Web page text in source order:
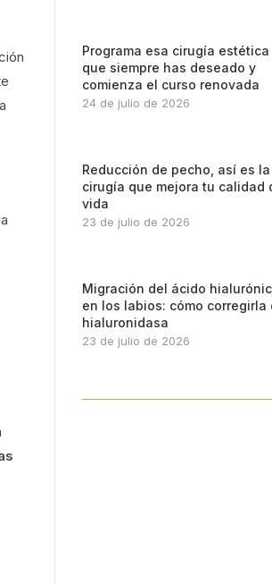
Programa esa cirugía estética
que siempre has deseado y
comienza el curso renovada
24 de julio de 2026
Reducción de pecho, así es la
cirugía que mejora tu calidad
vida
23 de julio de 2026
Migración del ácido
en los labios: cómo corregirla
hialuronidasa
23 de julio de 2026